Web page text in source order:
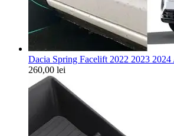
Dacia Spring Facelift 2022 2023 2024
260,00 lei